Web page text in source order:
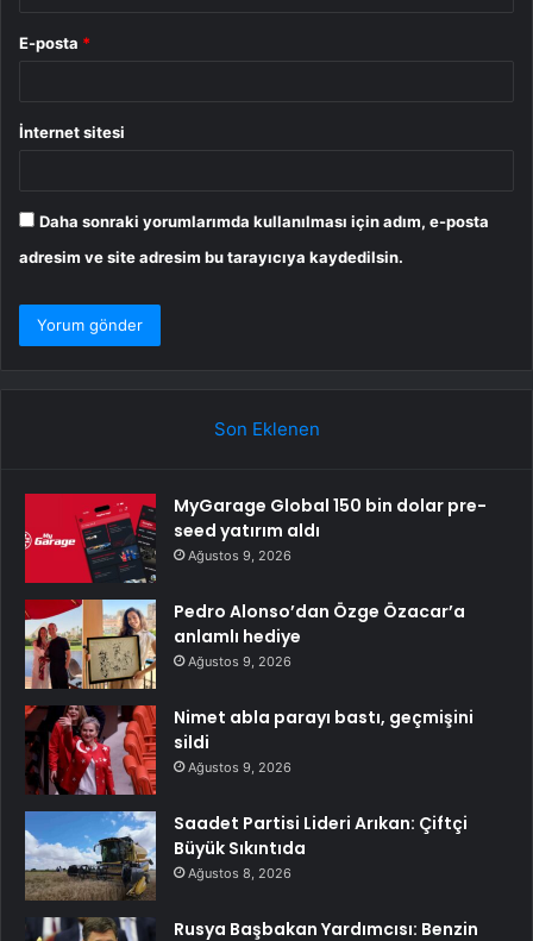
E-posta *
İnternet sitesi
Daha sonraki yorumlarımda kullanılması için adım, e-posta
adresim ve site adresim bu tarayıcıya kaydedilsin.
Son Eklenen
MyGarage Global 150 bin dolar pre-
seed yatırım aldı
Ağustos 9, 2026
Pedro Alonso’dan Özge Özacar’a
anlamlı hediye
Ağustos 9, 2026
Nimet abla parayı bastı, geçmişini
sildi
Ağustos 9, 2026
Saadet Partisi Lideri Arıkan: Çiftçi
Büyük Sıkıntıda
Ağustos 8, 2026
Rusya Başbakan Yardımcısı: Benzin